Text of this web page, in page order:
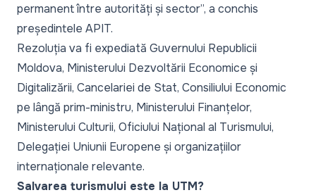
permanent între autorități și sector”, a conchis
președintele APIT.
Rezoluția va fi expediată Guvernului Republicii
Moldova, Ministerului Dezvoltării Economice și
Digitalizării, Cancelariei de Stat, Consiliului Economic
pe lângă prim-ministru, Ministerului Finanțelor,
Ministerului Culturii, Oficiului Național al Turismului,
Delegației Uniunii Europene și organizațiilor
internaționale relevante.
Salvarea turismului este la UTM?